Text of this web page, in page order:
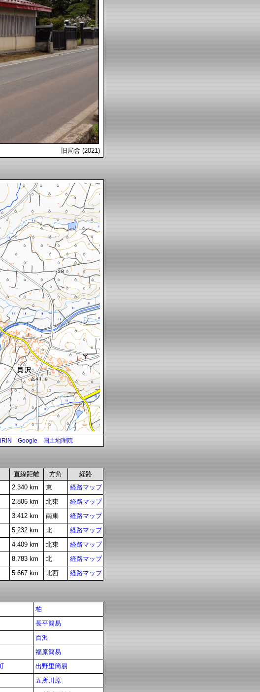
旧局舎 (2021)
Google 国土地理院
直線距離 方角
経路
2.340 km 東
経路マップ
2.806 km 北東
経路マップ
3.412 km 南東
経路マップ
5.232 km 北
経路マップ
4.409 km 北東
経路マップ
8.783 km 北
経路マップ
5.667 km 北西 経路マップ
柏
長平簡易
百沢
福原簡易
出野里簡易
五所川原